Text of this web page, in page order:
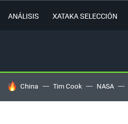
ANÁLISIS XATAKA SELECCIÓN
HOY SE HABLA DE
China Tim Cook NASA